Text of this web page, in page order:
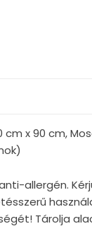
cm x 90 cm,
allergén.
Tárolja